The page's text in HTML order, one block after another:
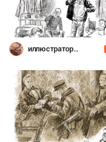
иллюстратор